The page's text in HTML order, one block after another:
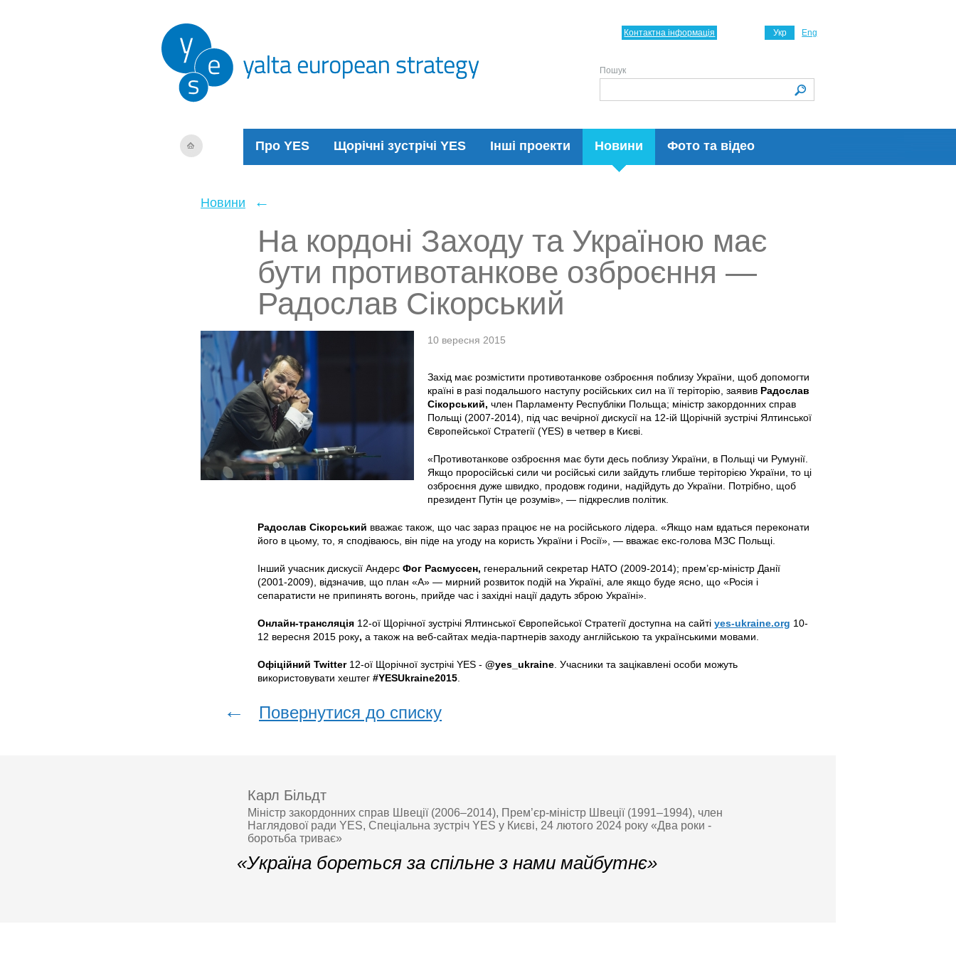
Про YES Щорічні зустрічі YES Інші проекти Новини Фото та відео
Укр Eng
Контактна інформація
Пошук
Новини ←
На кордоні Заходу та Україною має
бути противотанкове озброєння —
Радослав Сікорський
10 вересня 2015
Захід має розмістити противотанкове озброєння поблизу України, щоб допомогти
країні в разі подальшого наступу російських сил на її теріторію, заявив Радослав
Сікорський, член Парламенту Республіки Польща; міністр закордонних справ
Польщі (2007-2014), під час вечірної дискусії на 12-ій Щорічній зустрічі Ялтинської
Європейської Стратегії (YES) в четвер в Києві.
«Противотанкове озброєння має бути десь поблизу України, в Польщі чи Румунії.
Якщо проросійські сили чи російські сили зайдуть глибше теріторією України, то ці
озброєння дуже швидко, продовж години, надійдуть до України. Потрібно, щоб
президент Путін це розумів», — підкреслив політик.
Радослав Сікорський вважає також, що час зараз працює не на російського лідера. «Якщо нам вдаться переконати
його в цьому, то, я сподіваюсь, він піде на угоду на користь України і Росії», — вважає екс-голова МЗС Польщі.
Інший учасник дискусії Андерс Фог Расмуссен, генеральний секретар НАТО (2009-2014); прем’єр-міністр Данії
(2001-2009), відзначив, що план «А» — мирний розвиток подій на Україні, але якщо буде ясно, що «Росія і
сепаратисти не припинять вогонь, прийде час і західні нації дадуть зброю Україні».
Онлайн-трансляція 12-ої Щорічної зустрічі Ялтинської Європейської Стратегії доступна на сайті yes-ukraine.org 10-
12 вересня 2015 року, а також на веб-сайтах медіа-партнерів заходу англійською та українськими мовами.
Офіційний Twitter12-ої Щорічної зустрічі YES - @yes_ukraine . Учасники та зацікавлені особи можуть
використовувати хештег #YESUkraine2015
← Повернутися до списку
Карл Більдт
Міністр закордонних справ Швеції (2006–2014), Прем’єр-міністр Швеції (1991–1994), член
Наглядової ради YES, Спеціальна зустріч YES у Києві, 24 лютого 2024 року «Два роки -
боротьба триває»
«Україна бореться за спільне з нами майбутнє»